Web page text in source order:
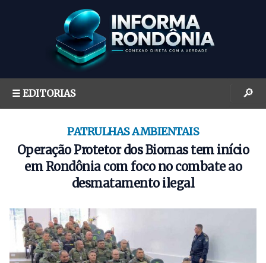
☰ EDITORIAS 🔎
PATRULHAS AMBIENTAIS
Operação Protetor dos Biomas tem início
em Rondônia com foco no combate ao
desmatamento ilegal